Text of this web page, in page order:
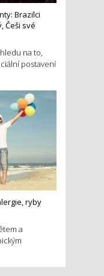
Brazilci
Češi své
na to,
postavení
ryby
a